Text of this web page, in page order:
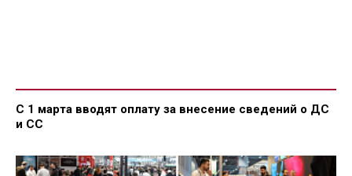
С 1 марта вводят оплату за внесение сведений о ДС
и СС